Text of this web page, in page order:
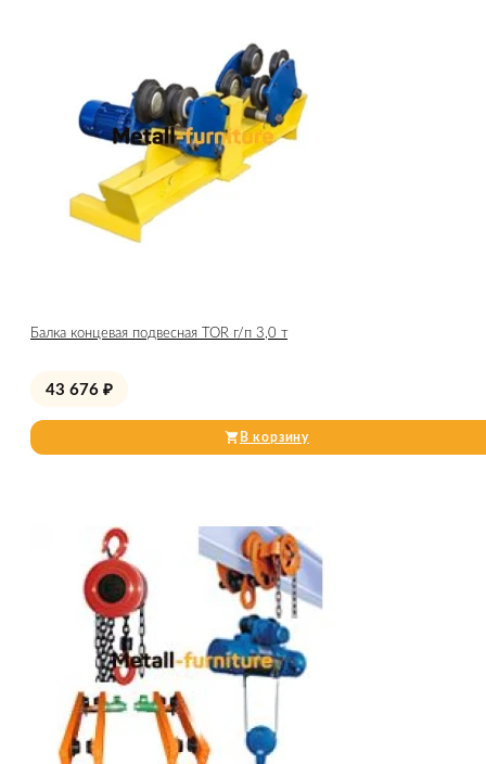
Балка концевая подвесная TOR г/п 3,0 т
43 676 ₽
В корзину